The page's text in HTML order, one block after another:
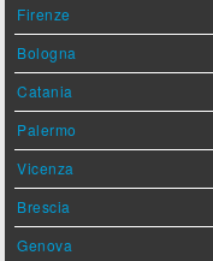
Firenze
Bologna
Catania
Palermo
Vicenza
Brescia
Genova